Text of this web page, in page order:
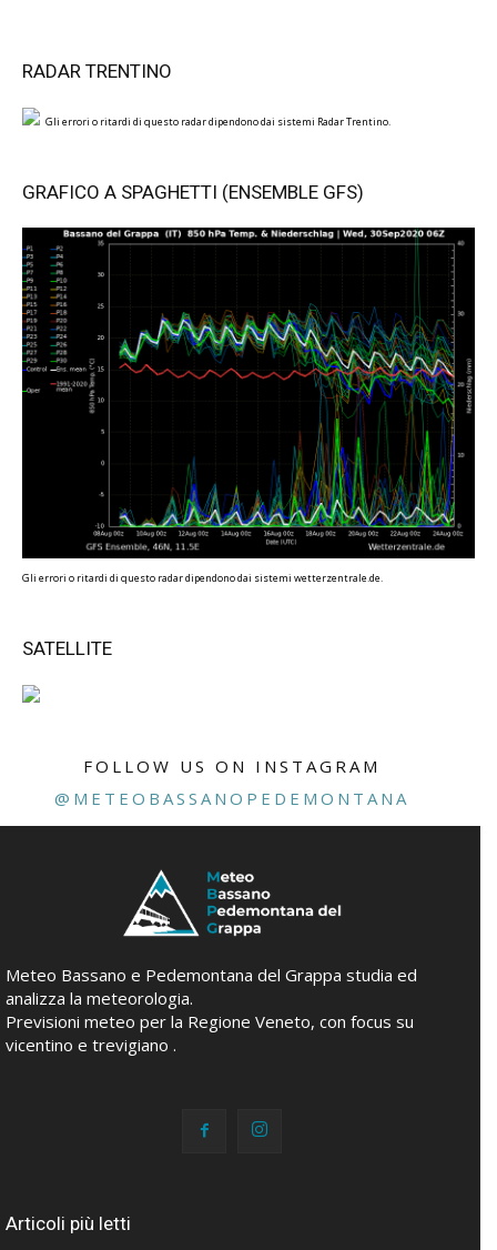
RADAR TRENTINO
Gli errori o ritardi di questo radar dipendono dai sistemi Radar Trentino.
GRAFICO A SPAGHETTI (ENSEMBLE GFS)
Gli errori o ritardi di questo radar dipendono dai sistemi wetterzentrale.de.
SATELLITE
FOLLOW US ON INSTAGRAM
@METEOBASSANOPEDEMONTANA
Meteo Bassano e Pedemontana del Grappa studia ed
analizza la meteorologia.
Previsioni meteo per la Regione Veneto, con focus su
vicentino e trevigiano .
Articoli più letti